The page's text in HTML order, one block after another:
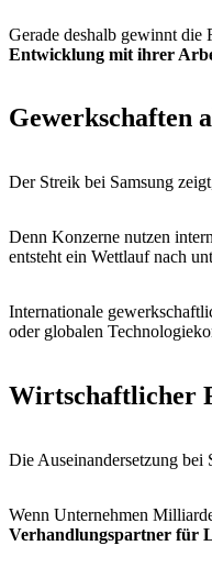
Gerade deshalb gewinnt die
Entwicklung mit ihrer
Gewerkschaften
Der Streik bei Samsung
Denn Konzerne nutzen
entsteht ein Wettlauf nach
Internationale
oder globalen
Wirtschaftlicher
Die Auseinandersetzung bei
Wenn Unternehmen
Verhandlungspartner für